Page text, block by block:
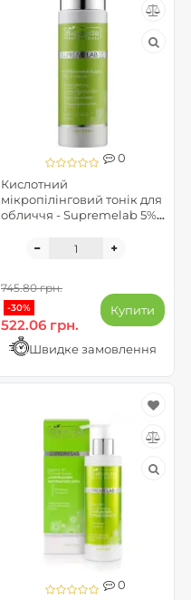
0
Кислотний
мікропілінговий тонік для
обличчя - Supremelab 5%
745.80 грн.
-30%
522.06 грн.
Купити
Швидке замовлення
0